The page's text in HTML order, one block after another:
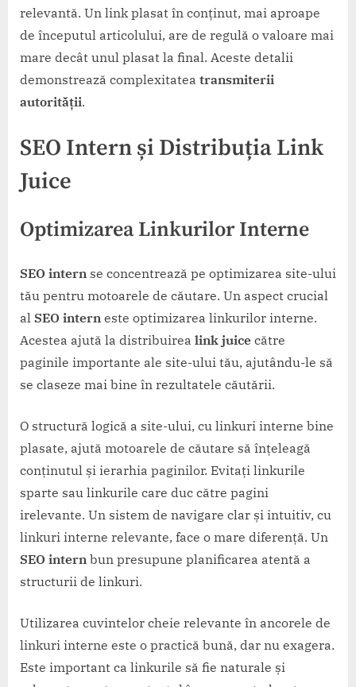
relevantă. Un link plasat în conținut, mai aproape
de începutul articolului, are de regulă o valoare mai
mare decât unul plasat la final. Aceste detalii
demonstrează complexitatea transmiterii
autorității.
SEO Intern și Distribuția Link
Juice
Optimizarea Linkurilor Interne
SEO intern se concentrează pe optimizarea site-ului
tău pentru motoarele de căutare. Un aspect crucial
al SEO intern este optimizarea linkurilor interne.
Acestea ajută la distribuirea link juice către
paginile importante ale site-ului tău, ajutându-le să
se claseze mai bine în rezultatele căutării.
O structură logică a site-ului, cu linkuri interne bine
plasate, ajută motoarele de căutare să înțeleagă
conținutul și ierarhia paginilor. Evitați linkurile
sparte sau linkurile care duc către pagini
irelevante. Un sistem de navigare clar și intuitiv, cu
linkuri interne relevante, face o mare diferență. Un
SEO intern bun presupune planificarea atentă a
structurii de linkuri.
Utilizarea cuvintelor cheie relevante în ancorele de
linkuri interne este o practică bună, dar nu exagera.
Este important ca linkurile să fie naturale și